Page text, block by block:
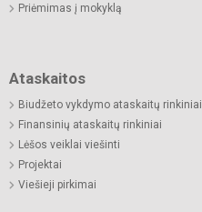
Priėmimas į mokyklą
Ataskaitos
Biudžeto vykdymo ataskaitų rinkiniai
Finansinių ataskaitų rinkiniai
Lėšos veiklai viešinti
Projektai
Viešieji pirkimai